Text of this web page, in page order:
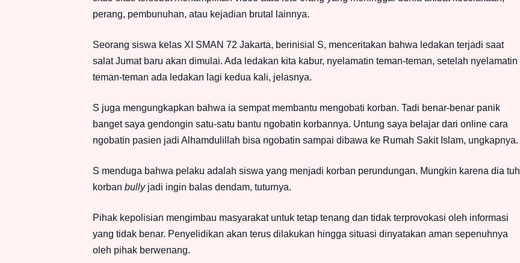
perang, pembunuhan, atau kejadian brutal lainnya.
Seorang siswa kelas XI SMAN 72 Jakarta, berinisial S, menceritakan bahwa ledakan terjadi saat
salat Jumat baru akan dimulai. Ada ledakan kita kabur, nyelamatin teman-teman, setelah nyelamatin
teman-teman ada ledakan lagi kedua kali, jelasnya.
S juga mengungkapkan bahwa ia sempat membantu mengobati korban. Tadi benar-benar panik
banget saya gendongin satu-satu bantu ngobatin korbannya. Untung saya belajar dari online cara
ngobatin pasien jadi Alhamdulillah bisa ngobatin sampai dibawa ke Rumah Sakit Islam, ungkapnya.
S menduga bahwa pelaku adalah siswa yang menjadi korban perundungan. Mungkin karena dia tuh
korban bullyjadi ingin balas dendam, tuturnya.
Pihak kepolisian mengimbau masyarakat untuk tetap tenang dan tidak terprovokasi oleh informasi
yang tidak benar. Penyelidikan akan terus dilakukan hingga situasi dinyatakan aman sepenuhnya
oleh pihak berwenang.